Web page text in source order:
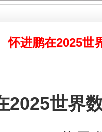
怀进鹏在2025世
世界数